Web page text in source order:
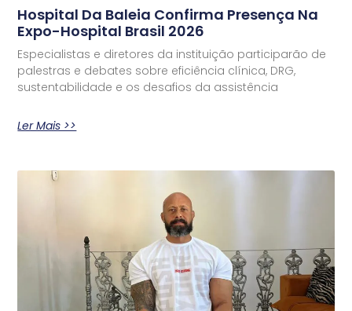
Hospital Da Baleia Confirma Presença Na
Expo-Hospital Brasil 2026
Especialistas e diretores da instituição participarão de
palestras e debates sobre eficiência clínica, DRG,
sustentabilidade e os desafios da assistência
Ler Mais >>